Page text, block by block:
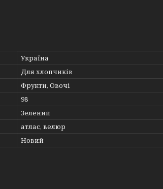
Україна
Для хлопчиків
Фрукти, Овочі
98
Зелений
атлас, велюр
Новий